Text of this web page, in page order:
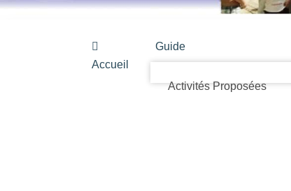
Accueil
Guide
Activités Proposées